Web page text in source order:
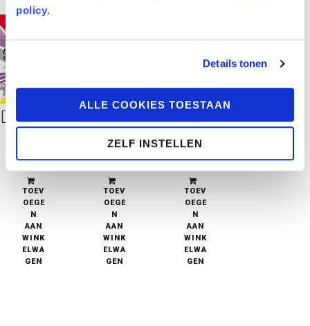
policy.
Details tonen
ALLE COOKIES TOESTAAN
ZELF INSTELLEN
De Zazous 3: Every Time We Say Goodbye
in stock
TOEV
OEGE
N
AAN
WINK
ELWA
GEN
De Zazous 2: You Don’t Know What Love Is
21,95
in stock
TOEV
OEGE
N
AAN
WINK
ELWA
GEN
De Zazous 1: All Too Soon
€21,95
in stock
TOEV
OEGE
N
AAN
WINK
ELWA
GEN